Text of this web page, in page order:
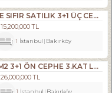
BAKIRKÖY İNCİRLİDE SIFIR SATILIK 3+1 ÜÇ CEPHELİ ARA KAT
15,200,000 TL
1 İstanbul Bakırköy
İNCİRLİDE SIFIR 130M2 3+1 ÖN CEPHE 3.KAT LÜKS DAİRE
26,000,000 TL
1 İstanbul Bakırköy